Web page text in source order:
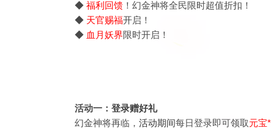
◆ 福利回馈 ！幻金神将全民限时超值折扣！
◆ 天官赐福开启！
◆ 血月妖界限时开启！
活动一： 登录赠好礼
幻金神将再临， 活动期间每日登录即可领取元宝